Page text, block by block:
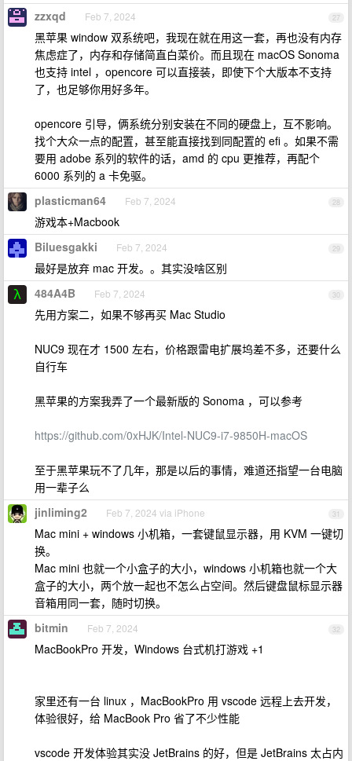
27
zzxqd Feb 7, 2024
黑苹果 window 双系统吧，我现在就在用这一套，再也没有内存
焦虑症了，内存和存储简直白菜价。而且现在 macOS Sonoma
也支持 intel ，opencore 可以直接装，即使下个大版本不支持
了，也足够你用好多年。
opencore 引导，俩系统分别安装在不同的硬盘上，互不影响。
找个大众一点的配置，甚至能直接找到同配置的 efi 。如果不需
要用 adobe 系列的软件的话，amd 的 cpu 更推荐，再配个
6000 系列的 a 卡免驱。
28
plasticman64 Feb 7, 2024
游戏本+Macbook
29
Biluesgakki Feb 7, 2024
最好是放弃 mac 开发。。其实没啥区别
30
484A4B Feb 7, 2024
先用方案二，如果不够再买 Mac Studio
NUC9 现在才 1500 左右，价格跟雷电扩展坞差不多，还要什么
自行车
黑苹果的方案我弄了一个最新版的 Sonoma ，可以参考
https://github.com/0xHJK/Intel-NUC9-i7-9850H-macOS
至于黑苹果玩不了几年，那是以后的事情，难道还指望一台电脑
用一辈子么
31
jinliming2 Feb 7, 2024 via iPhone
Mac mini + windows 小机箱，一套键鼠显示器，用 KVM 一键切
换。
Mac mini 也就一个小盒子的大小，windows 小机箱也就一个大
盒子的大小，两个放一起也不怎么占空间。然后键盘鼠标显示器
音箱用同一套，随时切换。
32
bitmin Feb 7, 2024
MacBookPro 开发，Windows 台式机打游戏 +1
家里还有一台 linux ，MacBookPro 用 vscode 远程上去开发，
体验很好，给 MacBook Pro 省了不少性能
vscode 开发体验其实没 JetBrains 的好，但是 JetBrains 太占内